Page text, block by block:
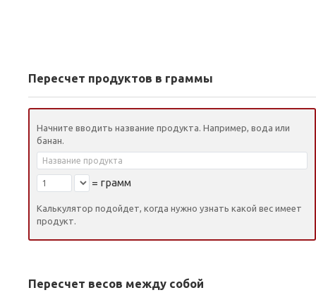
Пересчет продуктов в граммы
Начните вводить название продукта. Например, вода или
банан.
= грамм
Калькулятор подойдет, когда нужно узнать какой вес имеет
продукт.
Пересчет весов между собой